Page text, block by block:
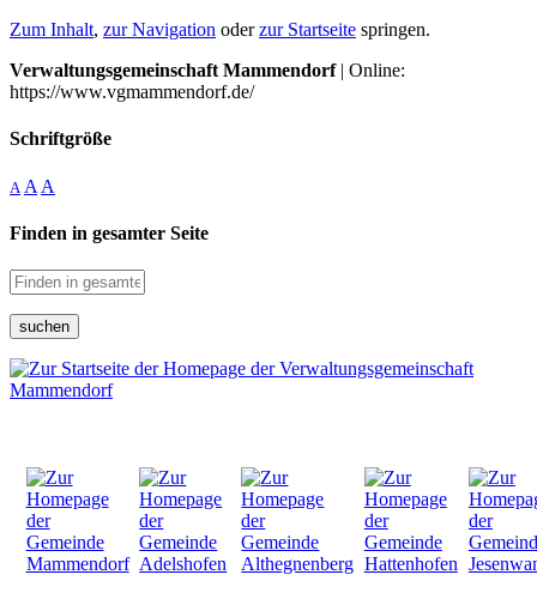
Zum Inhalt, zur Navigation oderzur Startseite springen.
Verwaltungsgemeinschaft Mammendorf| Online:
https://www.vgmammendorf.de/
Schriftgröße
A A A
Finden in gesamter Seite
suchen